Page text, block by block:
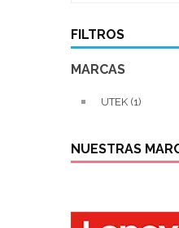
FILTROS
MARCAS
UTEK (1)
NUESTRAS